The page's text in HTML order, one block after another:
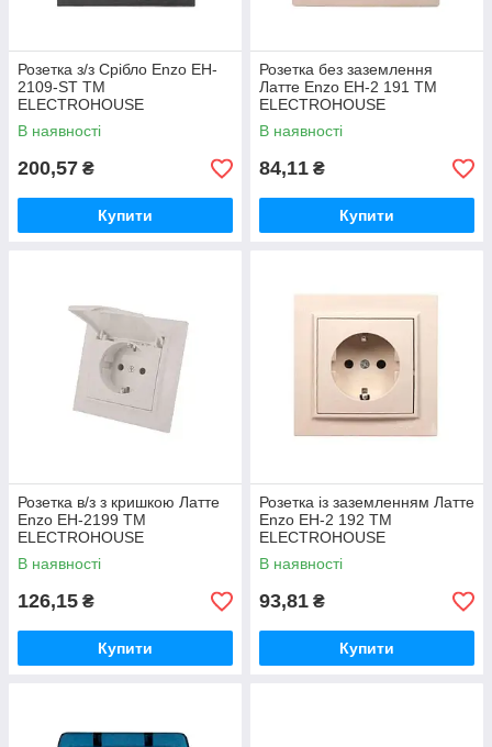
Розетка з/з Срібло Enzo EH-
2109-ST ТМ
ELECTROHOUSE
В наявності
200,57 ₴
Купити
Розетка без заземлення
Латте Enzo EH-2 191 ТМ
ELECTROHOUSE
В наявності
84,11 ₴
Купити
Розетка в/з з кришкою Латте
Enzo EH-2199 ТМ
ELECTROHOUSE
В наявності
126,15 ₴
Купити
Розетка із заземленням Латте
Enzo EH-2 192 ТМ
ELECTROHOUSE
В наявності
93,81 ₴
Купити